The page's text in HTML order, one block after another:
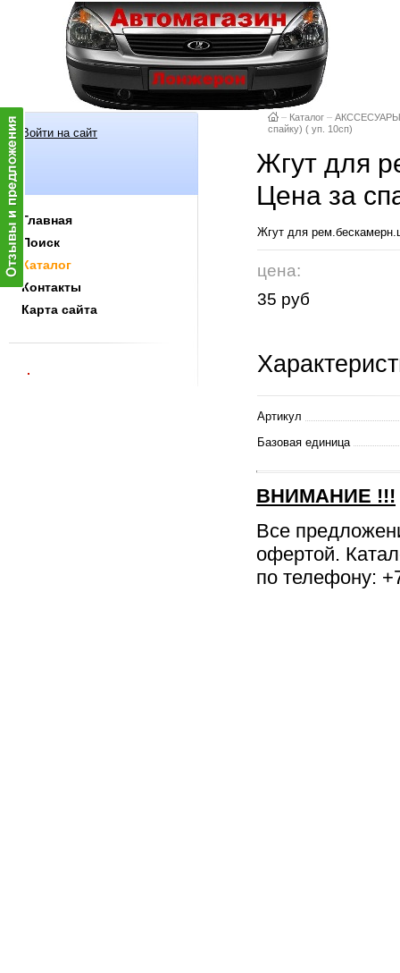
Войти на сайт
Главная
Поиск
Каталог
Контакты
Карта сайта
– Каталог – АКССЕСУАРЫ
спайку) ( уп. 10сп)
Жгут для
Цена за
Жгут для
цена:
35 руб
Артикул
Базовая единица
ВНИМАНИЕ !!!
Все
офертой.
по телефону: